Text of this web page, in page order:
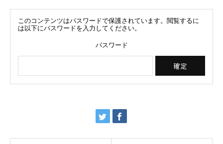
このコンテンツはパスワードで保護されています。閲覧するに
は以下にパスワードを入力してください。
パスワード